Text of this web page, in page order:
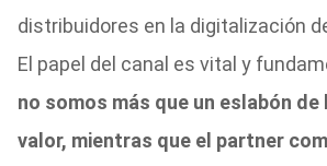
distribuidores en la digitalización
El papel del canal es vital y
no somos más que un eslabón de
valor, mientras que el partner